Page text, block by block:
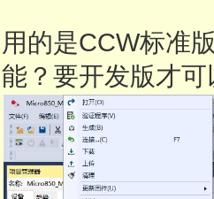
用的是CCW标准
能？要开发版才可